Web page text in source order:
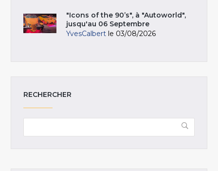
"Icons of the 90’s", à "Autoworld",
jusqu'au 06 Septembre
YvesCalbert le 03/08/2026
RECHERCHER